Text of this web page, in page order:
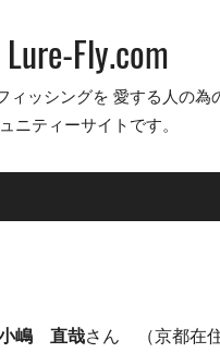
Lure-Fly.com
ィッシングを 愛する人の為
ュニティーサイトです。
嶋 直哉さん （京都在住